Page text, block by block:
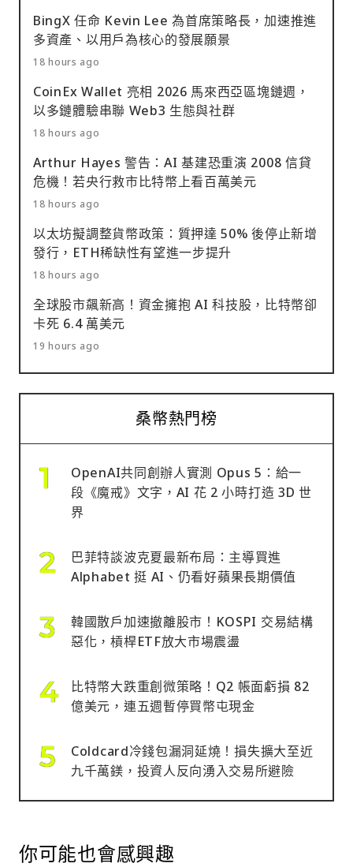
BingX 任命 Kevin Lee 為首席策略長，加速推進
多資產、以用戶為核心的發展願景
18 hours ago
CoinEx Wallet 亮相 2026 馬來西亞區塊鏈週，
以多鏈體驗串聯 Web3 生態與社群
18 hours ago
Arthur Hayes 警告：AI 基建恐重演 2008 信貸
危機！若央行救市比特幣上看百萬美元
18 hours ago
以太坊擬調整貨幣政策：質押達 50% 後停止新增
發行，ETH稀缺性有望進一步提升
18 hours ago
全球股市飆新高！資金擁抱 AI 科技股，比特幣卻
卡死 6.4 萬美元
19 hours ago
桑幣熱門榜
OpenAI共同創辦人實測 Opus 5：給一
段《魔戒》文字，AI 花 2 小時打造 3D 世
界
巴菲特談波克夏最新布局：主導買進
Alphabet 挺 AI、仍看好蘋果長期價值
韓國散戶加速撤離股市！KOSPI 交易結構
惡化，槓桿ETF放大市場震盪
比特幣大跌重創微策略！Q2 帳面虧損 82
億美元，連五週暫停買幣屯現金
Coldcard冷錢包漏洞延燒！損失擴大至近
九千萬鎂，投資人反向湧入交易所避險
你可能也會感興趣